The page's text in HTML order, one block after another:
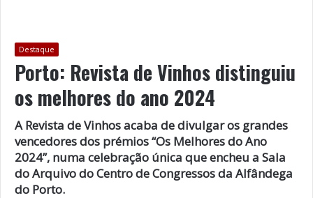
Destaque
Porto: Revista de Vinhos distinguiu
os melhores do ano 2024
A Revista de Vinhos acaba de divulgar os grandes
vencedores dos prémios “Os Melhores do Ano
2024”, numa celebração única que encheu a Sala
do Arquivo do Centro de Congressos da Alfândega
do Porto.